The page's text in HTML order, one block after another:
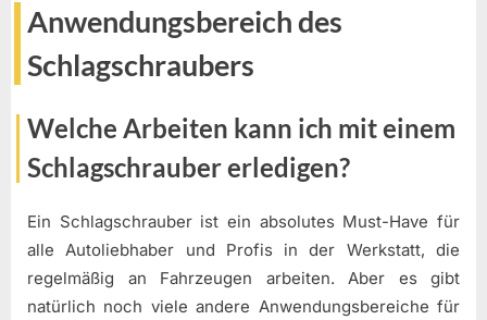
Anwendungsbereich des
Schlagschraubers
Welche Arbeiten kann ich mit einem
Schlagschrauber erledigen?
Ein Schlagschrauber ist ein absolutes Must-Have für
alle Autoliebhaber und Profis in der Werkstatt, die
regelmäßig an Fahrzeugen arbeiten. Aber es gibt
natürlich noch viele andere Anwendungsbereiche für